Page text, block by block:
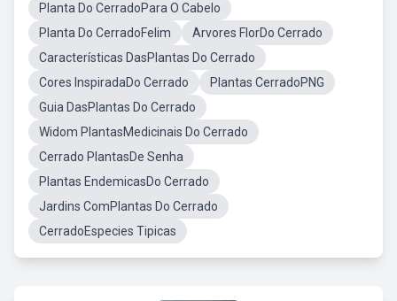
Planta Do CerradoPara O Cabelo
Planta Do CerradoFelim
Arvores FlorDo Cerrado
Características DasPlantas Do Cerrado
Cores InspiradaDo Cerrado
Plantas CerradoPNG
Guia DasPlantas Do Cerrado
Widom PlantasMedicinais Do Cerrado
Cerrado PlantasDe Senha
Plantas EndemicasDo Cerrado
Jardins ComPlantas Do Cerrado
CerradoEspecies Tipicas